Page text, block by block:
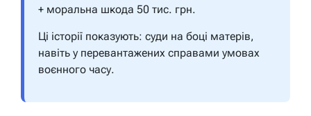
+ моральна шкода 50 тис. грн.
Ці історії показують: суди на боці матерів,
навіть у перевантажених справами умовах
воєнного часу.